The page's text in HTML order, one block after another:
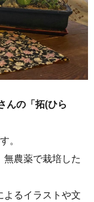
んの「拓(ひら
。
農薬で栽培した
るイラストや文